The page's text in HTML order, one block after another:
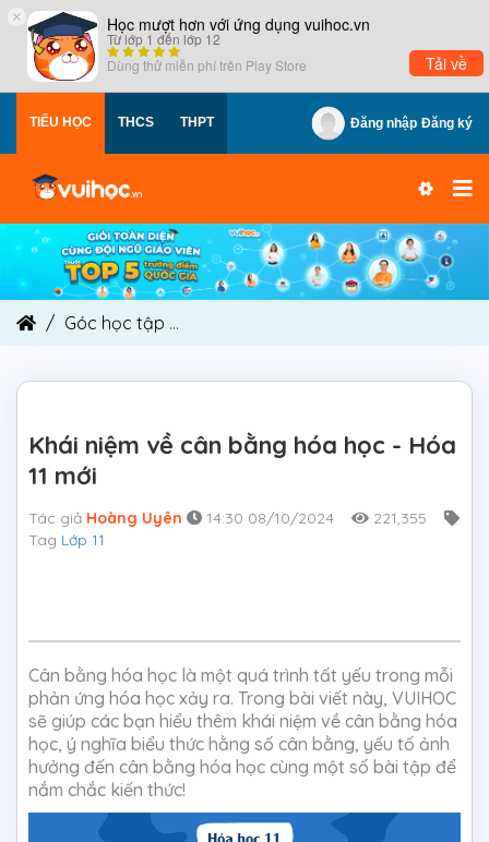
× Học mượt hơn với ứng dụng vuihoc.vn
Từ lớp 1 đến lớp 12
Dùng thử miễn phí trên Play Store Tải về
TIỂU HỌC THCS THPT Đăng nhập Đăng ký
Góc học tập
Khái niệm về cân bằng hóa học - Hóa
11 mới
Tác giả Hoàng Uyên 14:30 08/10/2024
221,355
Tag Lớp 11
Cân bằng hóa học là một quá trình tất yếu trong mỗi
phản ứng hóa học xảy ra. Trong bài viết này, VUIHOC
sẽ giúp các bạn hiểu thêm khái niệm về cân bằng hóa
học, ý nghĩa biểu thức hằng số cân bằng, yếu tố ảnh
hưởng đến cân bằng hóa học cùng một số bài tập để
nắm chắc kiến thức!